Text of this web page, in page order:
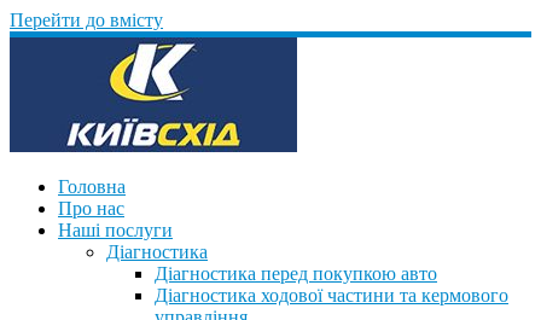
Перейти до вмісту
Головна
Про нас
Наші послуги
Діагностика
Діагностика перед покупкою авто
Діагностика ходової частини та кермового